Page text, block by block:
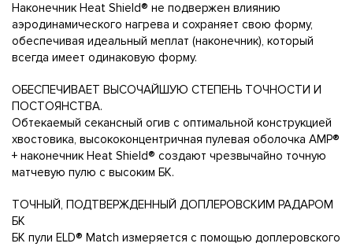
Наконечник Heat Shield® не подвержен влиянию
аэродинамического нагрева и сохраняет свою форму,
обеспечивая идеальный меплат (наконечник), который
всегда имеет одинаковую форму.
ОБЕСПЕЧИВАЕТ ВЫСОЧАЙШУЮ СТЕПЕНЬ ТОЧНОСТИ И
ПОСТОЯНСТВА.
Обтекаемый секансный огив с оптимальной конструкцией
хвостовика, высококонцентричная пулевая оболочка AMP®
+ наконечник Heat Shield® создают чрезвычайно точную
матчевую пулю с высоким БК.
ТОЧНЫЙ, ПОДТВЕРЖДЕННЫЙ ДОПЛЕРОВСКИМ РАДАРОМ
БК
БК пули ELD® Match измеряется с помощью доплеровского